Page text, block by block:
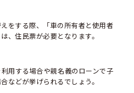
をする際、「車の所有者と使用者
、住民票が必要となります。
用する場合や親名義のローンで子
などが挙げられるでしょう。